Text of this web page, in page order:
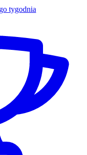
tygodnia